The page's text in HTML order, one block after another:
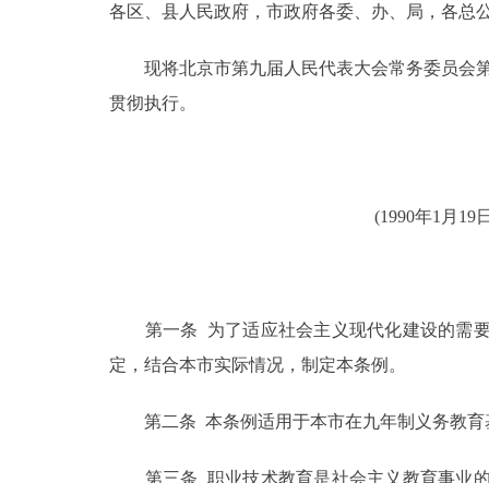
政策兑现
决策公开
中介服务
政民互动
12345网上接诉即办
各区、县人民政府，市政府各委、办、局，各总
现将北京市第九届人民代表大会常务委员会第
贯彻执行。
(1990年1月19
第一条 为了适应社会主义现代化建设的需要
定，结合本市实际情况，制定本条例。
第二条 本条例适用于本市在九年制义务教育
第三条 职业技术教育是社会主义教育事业的